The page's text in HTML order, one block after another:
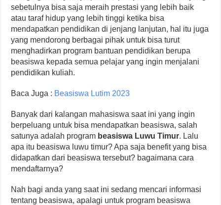
sebetulnya bisa saja meraih prestasi yang lebih baik
atau taraf hidup yang lebih tinggi ketika bisa
mendapatkan pendidikan di jenjang lanjutan, hal itu juga
yang mendorong berbagai pihak untuk bisa turut
menghadirkan program bantuan pendidikan berupa
beasiswa kepada semua pelajar yang ingin menjalani
pendidikan kuliah.
Baca Juga : Beasiswa Lutim 2023
Banyak dari kalangan mahasiswa saat ini yang ingin
berpeluang untuk bisa mendapatkan beasiswa, salah
satunya adalah program beasiswa Luwu Timur. Lalu
apa itu beasiswa luwu timur? Apa saja benefit yang bisa
didapatkan dari beasiswa tersebut? bagaimana cara
mendaftarnya?
Nah bagi anda yang saat ini sedang mencari informasi
tentang beasiswa, apalagi untuk program beasiswa